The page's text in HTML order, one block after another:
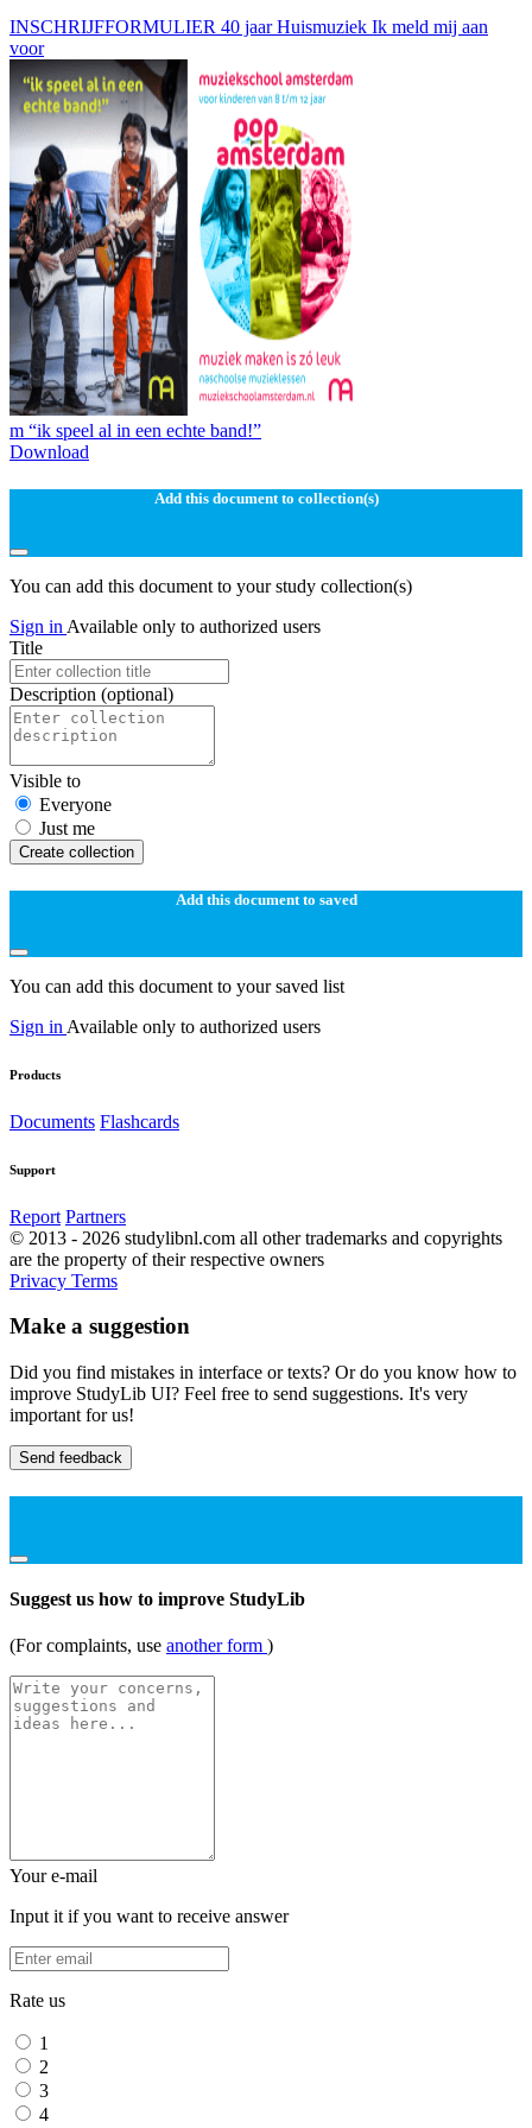
INSCHRIJFFORMULIER 40 jaar Huismuziek Ik meld mij aan
voor
m “ik speel al in een echte band!”
Download
Add this document to collection(s)
You can add this document to your study collection(s)
Sign in Available only to authorized users
Title
Description (optional)
Visible to
Everyone
Just me
Create collection
Add this document to saved
You can add this document to your saved list
Sign in Available only to authorized users
Products
Documents Flashcards
Support
Report Partners
© 2013 - 2026 studylibnl.com all other trademarks and copyrights
are the property of their respective owners
Privacy Terms
Make a suggestion
Did you find mistakes in interface or texts? Or do you know how to
improve StudyLib UI? Feel free to send suggestions. It's very
important for us!
Send feedback
Suggest us how to improve StudyLib
(For complaints, use another form )
Your e-mail
Input it if you want to receive answer
Rate us
1
2
3
4